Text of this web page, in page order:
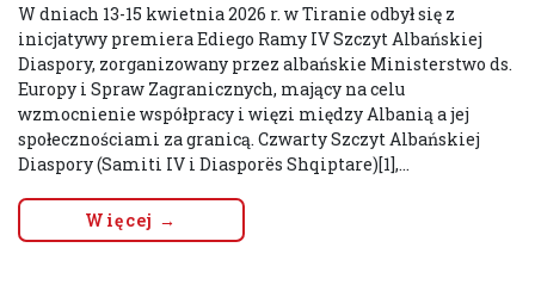
W dniach 13-15 kwietnia 2026 r. w Tiranie odbył się z
inicjatywy premiera Ediego Ramy IV Szczyt Albańskiej
Diaspory, zorganizowany przez albańskie Ministerstwo ds.
Europy i Spraw Zagranicznych, mający na celu
wzmocnienie współpracy i więzi między Albanią a jej
społecznościami za granicą. Czwarty Szczyt Albańskiej
Diaspory (Samiti IV i Diasporës Shqiptare)[1],...
Więcej →